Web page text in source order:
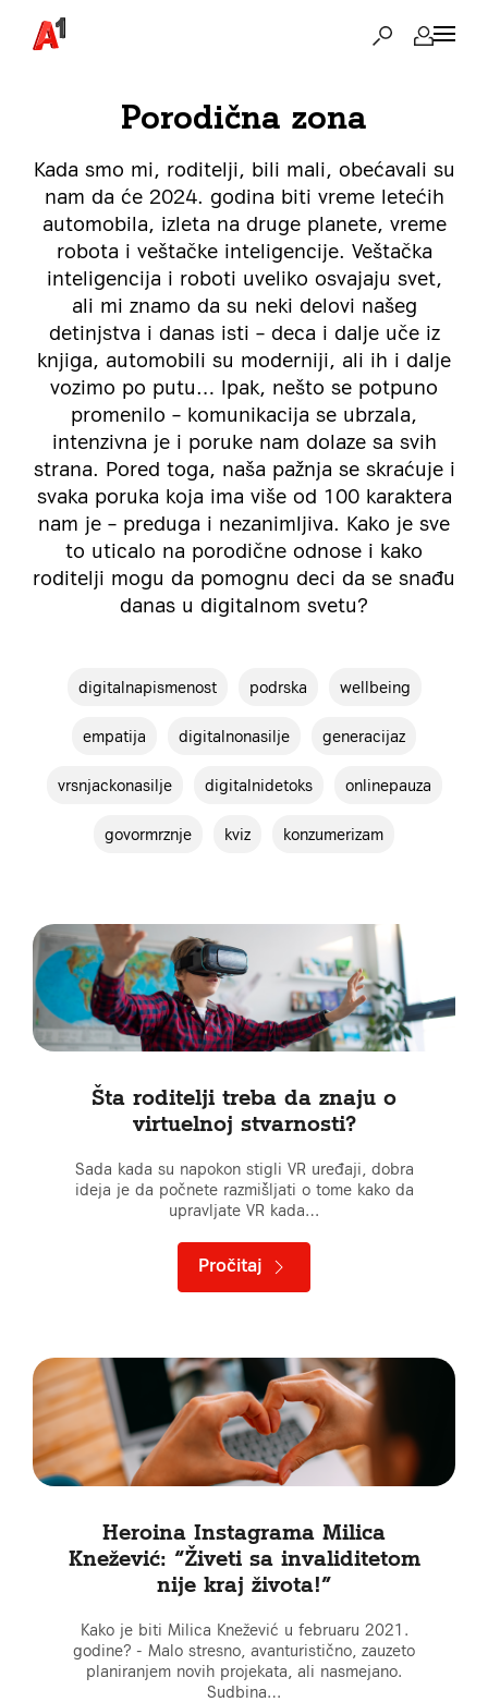
Porodična zona
Kada smo mi, roditelji, bili mali, obećavali su
nam da će 2024. godina biti vreme letećih
automobila, izleta na druge planete, vreme
robota i veštačke inteligencije. Veštačka
inteligencija i roboti uveliko osvajaju svet,
ali mi znamo da su neki delovi našeg
detinjstva i danas isti – deca i dalje uče iz
knjiga, automobili su moderniji, ali ih i dalje
vozimo po putu… Ipak, nešto se potpuno
promenilo – komunikacija se ubrzala,
intenzivna je i poruke nam dolaze sa svih
strana. Pored toga, naša pažnja se skraćuje i
svaka poruka koja ima više od 100 karaktera
nam je – preduga i nezanimljiva. Kako je sve
to uticalo na porodične odnose i kako
roditelji mogu da pomognu deci da se snađu
danas u digitalnom svetu?
digitalnapismenost podrska wellbeing
empatija digitalnonasilje generacijaz
vrsnjackonasilje digitalnidetoks onlinepauza
govormrznje kviz konzumerizam
Šta roditelji treba da znaju o
virtuelnoj stvarnosti?
Sada kada su napokon stigli VR uređaji, dobra
ideja je da počnete razmišljati o tome kako da
upravljate VR kada…
Pročitaj
Heroina Instagrama Milica
Knežević: “Živeti sa invaliditetom
nije kraj života!”
Kako je biti Milica Knežević u februaru 2021.
godine? - Malo stresno, avanturistično, zauzeto
planiranjem novih projekata, ali nasmejano.
Sudbina…